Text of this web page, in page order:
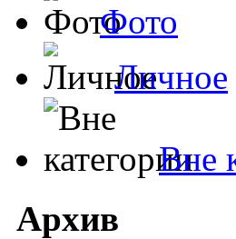
Фото
Личное
Вне
Архив